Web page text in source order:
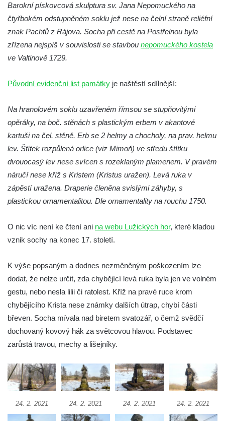
Socha Mamutí lebka v ZOO Hluboká
Socha Mamut srstnatý v ZOO Hluboká
Socha Orel v ZOO Hluboká
Socha Vydry si hrají v ZOO Hluboká
Socha Matka příroda v ZOO Hluboká
Socha Kudlanka v ZOO Hluboká
Socha Vlčice s mládětem v ZOO Hluboká
Socha Rys číhající na srnu v ZOO Hluboká
Socha Orlice v ZOO Hluboká
Socha Tygr v ZOO Hluboká
Socha Želva v ZOO Hluboká
Socha Včela v ZOO Hluboká
Socha Housenka v ZOO Hluboká
Socha Rosomák v ZOO Hluboká
Socha Beruška v ZOO Hluboká
Socha Vážka v ZOO Hluboká
Socha Volavka v ZOO Hluboká
Flamingo trůn v ZOO Hluboká
Lysá nad Labem, barokní město Šporkovo
Socha Opičákovník v ZOO Hluboká
Socha Roháč v ZOO Hluboká
Socha Mystik v ZOO Hluboká
Barokní pískovcová skulptura sv. Jana Nepomuckého na
čtyřbokém odstupněném soklu jež nese na čelní straně reliéfní
znak Pachtů z Rájova. Socha při cestě na Postřelnou byla
zřízena nejspíš v souvislosti se stavbou nepomuckého kostela
ve Valtinově 1729.
Původní evidenční list památky je naštěstí sdílnější:
Na hranolovém soklu uzavřeném římsou se stupňovitými
opěráky, na boč. stěnách s plastickým erbem v akantové
kartuši na čel. stěně. Erb se 2 helmy a chocholy, na prav. helmu
lev. Štítek rozpůlená orlice (viz Mimoň) ve středu štítku
dvouocasý lev nese svícen s rozeklaným plamenem. V pravém
náručí nese kříž s Kristem (Kristus uražen). Levá ruka v
zápěstí uražena. Draperie členěna svislými záhyby, s
plastickou ornamentalitou. Dle ornamentality na rouchu 1750.
O nic víc není ke čtení ani na webu Lužických hor, které kladou
vznik sochy na konec 17. století.
K výše popsaným a dodnes nezměněným poškozením lze
dodat, že nelze určit, zda chybějící levá ruka byla jen ve volném
gestu, nebo nesla lilii či ratolest. Kříž na pravé ruce krom
chybějícího Krista nese známky dalších útrap, chybí části
břeven. Socha mívala nad biretem svatozář, o čemž svědčí
dochovaný kovový hák za světcovou hlavou. Podstavec
zarůstá travou, mechy a lišejníky.
24. 2. 2021 24. 2. 2021 24. 2. 2021 24. 2. 2021